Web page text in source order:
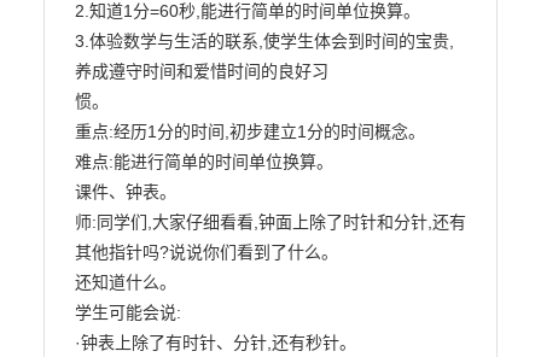
2.知道1分=60秒,能进行简单的时间单位换算。
3.体验数学与生活的联系,使学生体会到时间的宝贵,
养成遵守时间和爱惜时间的良好习
惯。
重点:经历1分的时间,初步建立1分的时间概念。
难点:能进行简单的时间单位换算。
课件、钟表。
师:同学们,大家仔细看看,钟面上除了时针和分针,还有
其他指针吗?说说你们看到了什么。
还知道什么。
学生可能会说:
·钟表上除了有时针、分针,还有秒针。